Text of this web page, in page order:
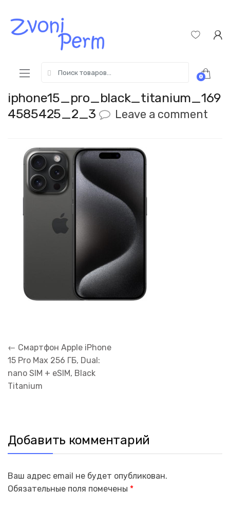
navigation
содержимому
for:
0
iphone15_pro_black_titanium_169
4585425_2_3
Leave a comment
Навигация
по
записям
← Смартфон Apple iPhone
15 Pro Max 256 ГБ, Dual:
nano SIM + eSIM, Black
Titanium
Добавить комментарий
Ваш адрес email не будет опубликован.
Обязательные поля помечены *